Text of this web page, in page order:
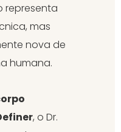
representa
mas
nova de
humana.
, o Dr.